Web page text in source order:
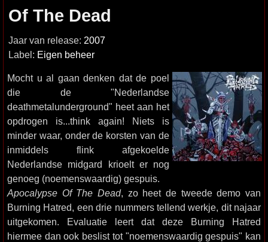
Of The Dead
Jaar van release: 2007
Label: Eigen beheer
Mocht u al gaan denken dat de poel
die de "Nederlandse
deathmetalunderground" heet aan het
opdrogen is...think again! Niets is
minder waar, onder de korsten van de
inmiddels flink afgekoelde
Nederlandse midgard krioelt er nog
genoeg (noemenswaardig) gespuis.
Apocalypse Of The Dead, zo heet de tweede demo van
Burning Hatred, een drie nummers tellend werkje, dit najaar
uitgekomen. Evaluatie leert dat deze Burning Hatred
hiermee dan ook beslist tot "noemenswaardig gespuis" kan